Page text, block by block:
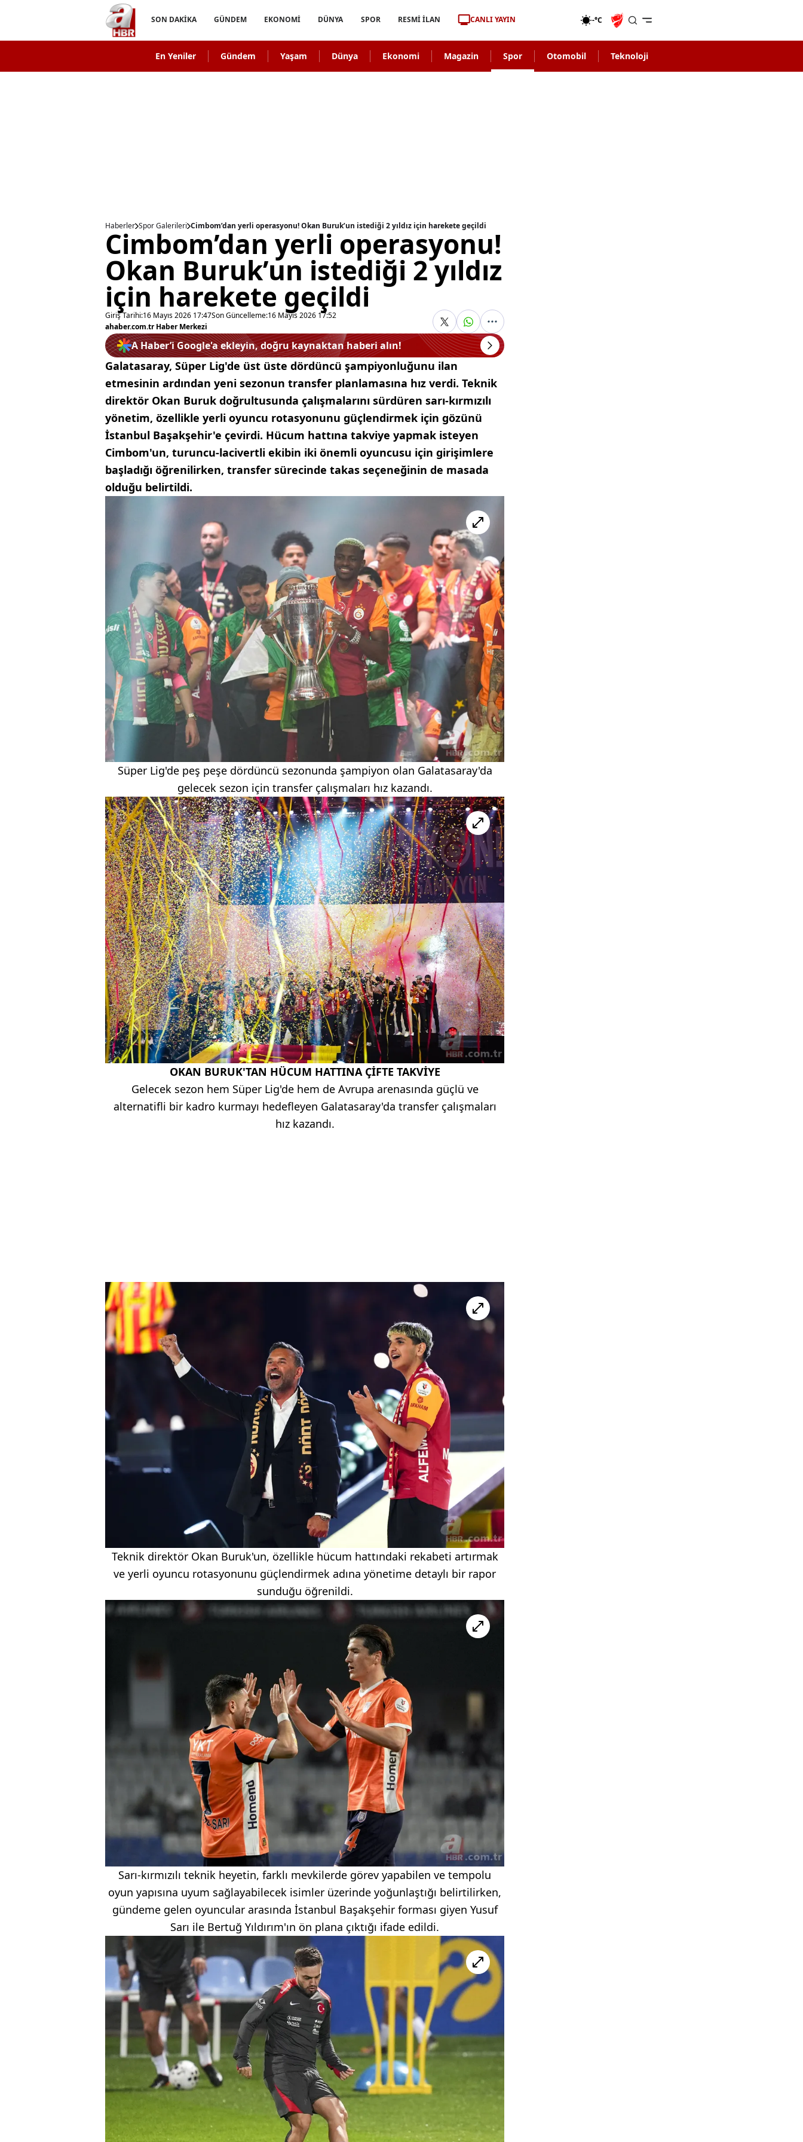
SON DAKİKA GÜNDEM EKONOMİ DÜNYA SPOR RESMİ İLAN CANLI YAYIN -°C
En Yeniler Gündem Yaşam Dünya Ekonomi Magazin Spor Otomobil Teknoloji
Haberler Spor Galerileri Cimbom’dan yerli operasyonu! Okan Buruk’un istediği 2 yıldız için harekete geçildi
Cimbom’dan yerli operasyonu!
Okan Buruk’un istediği 2 yıldız
için harekete geçildi
Giriş Tarihi:16 Mayıs 2026 17:47Son Güncelleme:16 Mayıs 2026 17:52
ahaber.com.tr Haber Merkezi
A Haber’i Google'a ekleyin, doğru kaynaktan haberi alın!
Galatasaray, Süper Lig'de üst üste dördüncü şampiyonluğunu ilan
etmesinin ardından yeni sezonun transfer planlamasına hız verdi. Teknik
direktör Okan Buruk doğrultusunda çalışmalarını sürdüren sarı-kırmızılı
yönetim, özellikle yerli oyuncu rotasyonunu güçlendirmek için gözünü
İstanbul Başakşehir'e çevirdi. Hücum hattına takviye yapmak isteyen
Cimbom'un, turuncu-lacivertli ekibin iki önemli oyuncusu için girişimlere
başladığı öğrenilirken, transfer sürecinde takas seçeneğinin de masada
olduğu belirtildi.
Süper Lig'de peş peşe dördüncü sezonunda şampiyon olan Galatasaray'da
gelecek sezon için transfer çalışmaları hız kazandı.
OKAN BURUK'TAN HÜCUM HATTINA ÇİFTE TAKVİYE
Gelecek sezon hem Süper Lig'de hem de Avrupa arenasında güçlü ve
alternatifli bir kadro kurmayı hedefleyen Galatasaray'da transfer çalışmaları
hız kazandı.
Teknik direktör Okan Buruk'un, özellikle hücum hattındaki rekabeti artırmak
ve yerli oyuncu rotasyonunu güçlendirmek adına yönetime detaylı bir rapor
sunduğu öğrenildi.
Sarı-kırmızılı teknik heyetin, farklı mevkilerde görev yapabilen ve tempolu
oyun yapısına uyum sağlayabilecek isimler üzerinde yoğunlaştığı belirtilirken,
gündeme gelen oyuncular arasında İstanbul Başakşehir forması giyen Yusuf
Sarı ile Bertuğ Yıldırım'ın ön plana çıktığı ifade edildi.